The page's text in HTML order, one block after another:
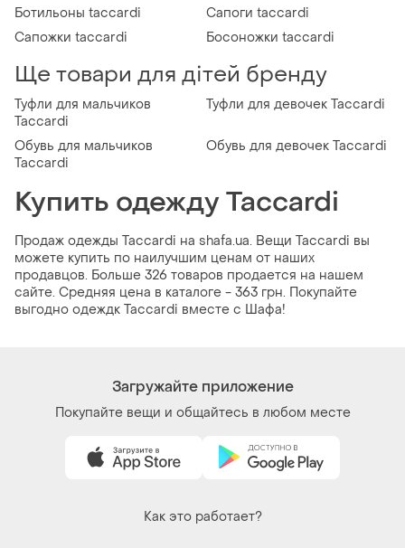
Ботильоны taccardi
Сапоги taccardi
Сапожки taccardi
Босоножки taccardi
Ще товари для дітей бренду
Туфли для мальчиков
Taccardi
Туфли для девочек Taccardi
Обувь для мальчиков
Taccardi
Обувь для девочек Taccardi
Купить одежду Taccardi
Продаж одежды Taccardi на shafa.ua. Вещи Taccardi вы
можете купить по наилучшим ценам от наших
продавцов. Больше 326 товаров продается на нашем
сайте. Средняя цена в каталоге - 363 грн. Покупайте
выгодно одеждк Taccardi вместе с Шафа!
Загружайте приложение
Покупайте вещи и общайтесь в любом месте
Как это работает?